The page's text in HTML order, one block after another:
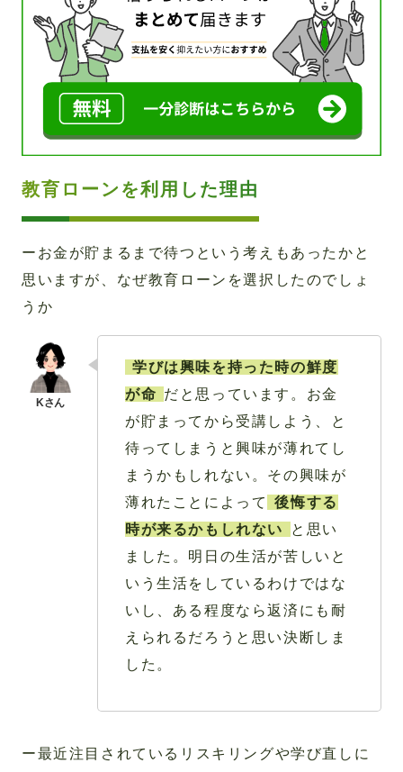
教育ローンを利用した理由
ーお金が貯まるまで待つという考えもあったかと
思いますが、なぜ教育ローンを選択したのでしょ
うか
学びは興味を持った時の鮮度
が命 だと思っています。お金
が貯まってから受講しよう、と
待ってしまうと興味が薄れてし
まうかもしれない。その興味が
薄れたことによって
後悔する
時が来るかもしれない
と思い
ました。明日の生活が苦しいと
いう生活をしているわけではな
いし、ある程度なら返済にも耐
えられるだろうと思い決断しま
した。
ー最近注目されているリスキリングや学び直しに